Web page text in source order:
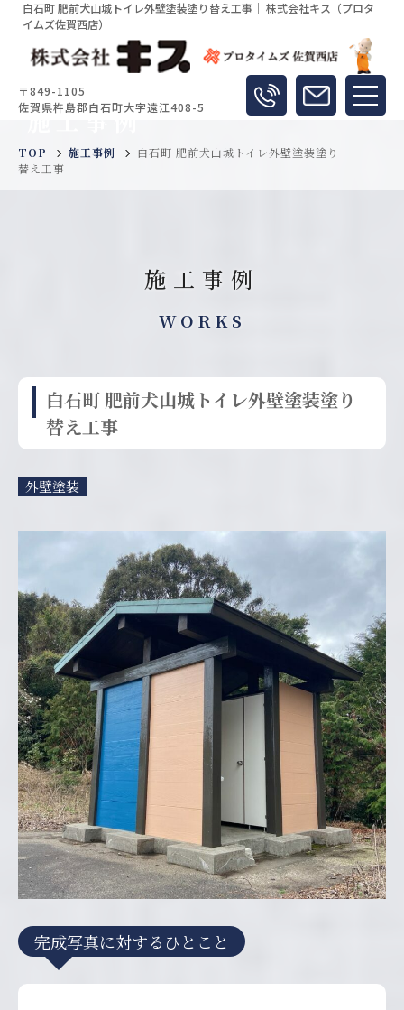
白石町 肥前犬山城トイレ外壁塗装塗り替え工事｜ 株式会社キス（プロタ
イムズ佐賀西店）
〒849-1105
佐賀県杵島郡白石町大字遠江408-5
施工事例
TOP 施工事例
白石町 肥前犬山城トイレ外壁塗装塗り
替え工事
施工事例
WORKS
白石町 肥前犬山城トイレ外壁塗装塗り
替え工事
外壁塗装
完成写真に対するひとこと